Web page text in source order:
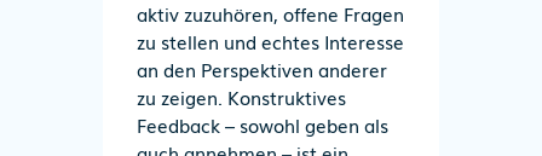
aktiv zuzuhören, offene Fragen
zu stellen und echtes Interesse
an den Perspektiven anderer
zu zeigen. Konstruktives
Feedback – sowohl geben als